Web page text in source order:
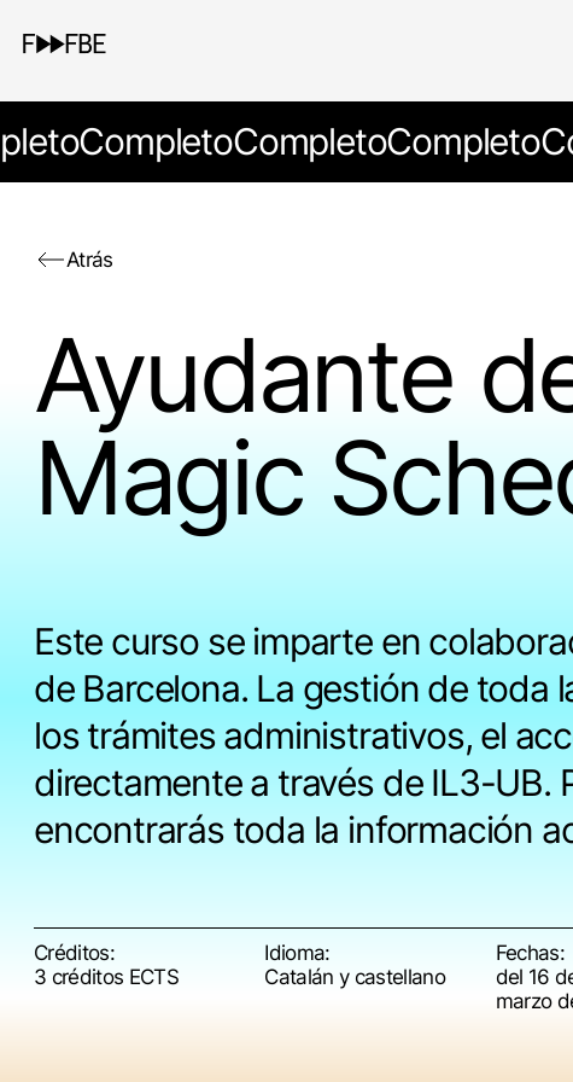
CompletoCompletoCompleto
Atrás
Ayudante
Magic
Este curso se imparte en
de Barcelona. La gestión de toda
los trámites administrativos, el
directamente a través de IL3-UB.
encontrarás toda la información
Créditos:
3 créditos ECTS
Idioma:
Catalán y castellano
Fechas:
del 16
marzo